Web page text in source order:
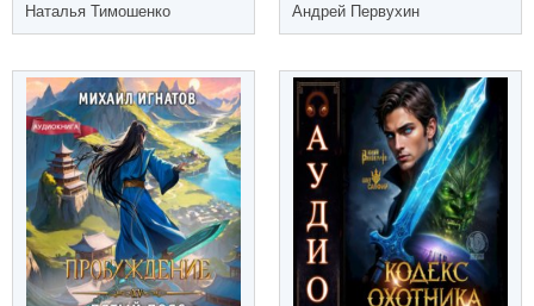
Наталья Тимошенко Андрей Первухин